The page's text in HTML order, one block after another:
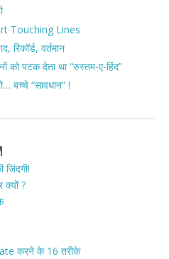
Touching Lines
वर्तमान
को पटक देता था “रुस्तम-ए-हिंद”
बच्चे “सावधान” !
क्यों ?
करने के 16 तरीके